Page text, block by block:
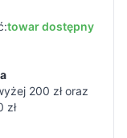
towar dostępny
200 zł oraz
zł